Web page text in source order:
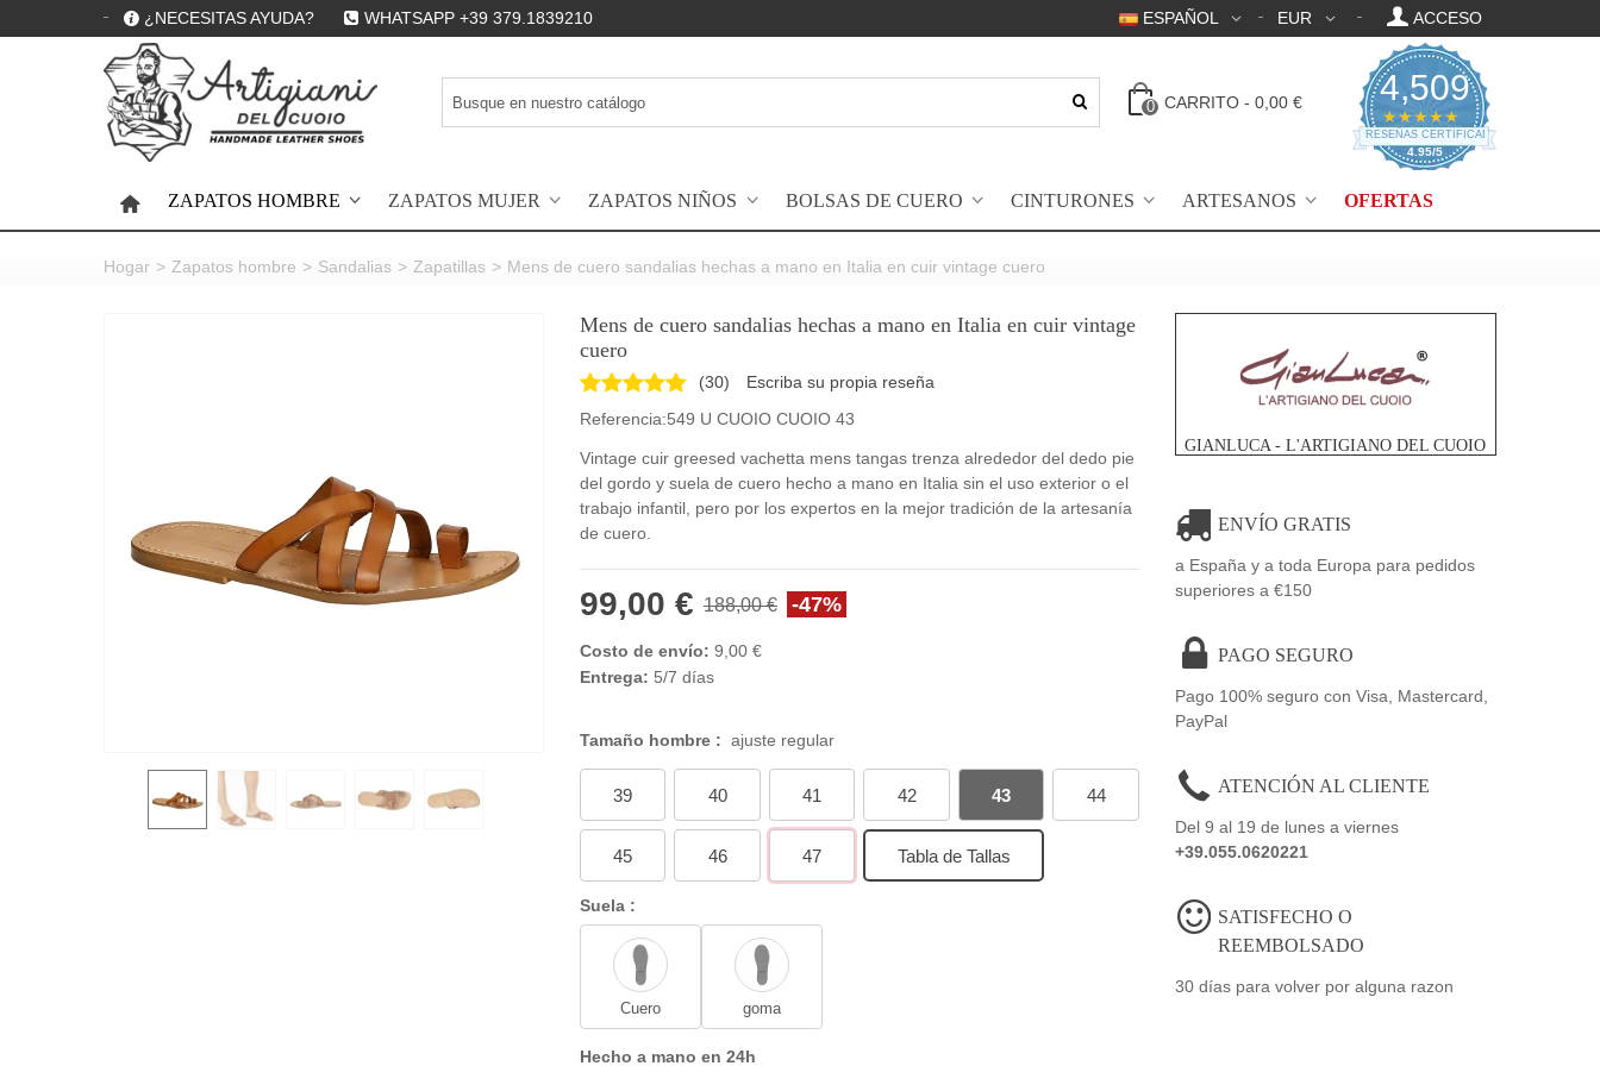
¿NECESITAS AYUDA? WHATSAPP +39 379.1839210 ESPAÑOL EUR ACCESO
0 CARRITO - 0,00 € 4,509
★★★★★ 4.95
4.95/5
RESEÑAS CERTIFICADAS
ZAPATOS HOMBRE ZAPATOS MUJER ZAPATOS NIÑOS BOLSAS DE CUERO CINTURONES ARTESANOS OFERTAS
Hogar > Zapatos hombre > Sandalias > Zapatillas > Mens de cuero sandalias hechas a mano en Italia en cuir vintage cuero
Mens de cuero sandalias hechas a mano en Italia en cuir vintage
cuero
(30)
Escriba su propia reseña
Referencia:549 U CUOIO CUOIO 43
Vintage cuir greesed vachetta mens tangas trenza alrededor del dedo pie
del gordo y suela de cuero hecho a mano en Italia sin el uso exterior o el
trabajo infantil, pero por los expertos en la mejor tradición de la artesanía
de cuero.
99,00 € 188,00 € -47%
Costo de envío: 9,00 €
Entrega: 5/7 días
Tamaño hombre : ajuste regular
39 40 41 42 43 44
45 46 47 Tabla de Tallas
Suela :
Cuero goma
Hecho a mano en 24h
GIANLUCA - L'ARTIGIANO DEL CUOIO
ENVÍO GRATIS
a España y a toda Europa para pedidos
superiores a €150
PAGO SEGURO
Pago 100% seguro con Visa, Mastercard,
PayPal
ATENCIÓN AL CLIENTE
Del 9 al 19 de lunes a viernes
+39.055.0620221
SATISFECHO O
REEMBOLSADO
30 días para volver por alguna razon